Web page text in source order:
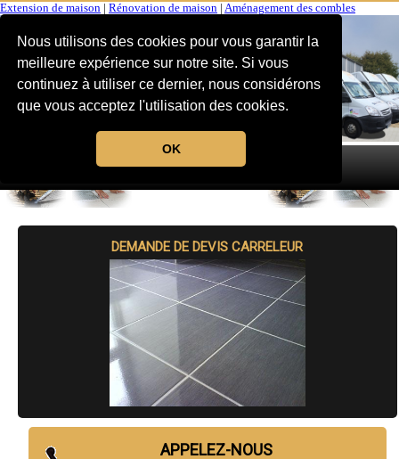
Nous utilisons des cookies pour vous garantir la
meilleure expérience sur notre site. Si vous
continuez à utiliser ce dernier, nous considérons
que vous acceptez l'utilisation des cookies.
OK
Extension de maison Rénovation de maison Aménagement des combles
MENU
DEMANDE DE DEVIS CARRELEUR
APPELEZ-NOUS